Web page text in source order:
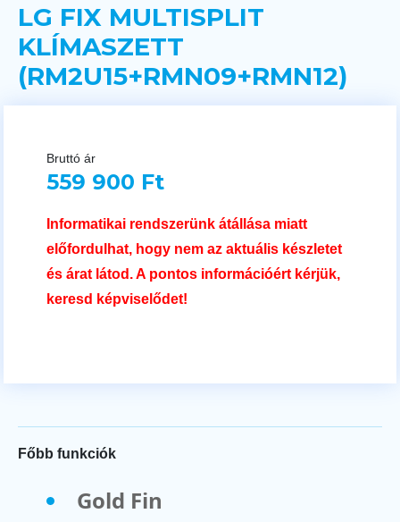
LG FIX MULTISPLIT
KLÍMASZETT
(RM2U15+RMN09+RMN12)
Bruttó ár
559 900 Ft
Informatikai rendszerünk átállása miatt
előfordulhat, hogy nem az aktuális készletet
és árat látod. A pontos információért kérjük,
keresd képviselődet!
Főbb funkciók
Gold Fin